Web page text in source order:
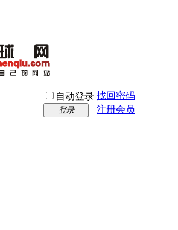
自动登录 找回密码
登录 注册会员